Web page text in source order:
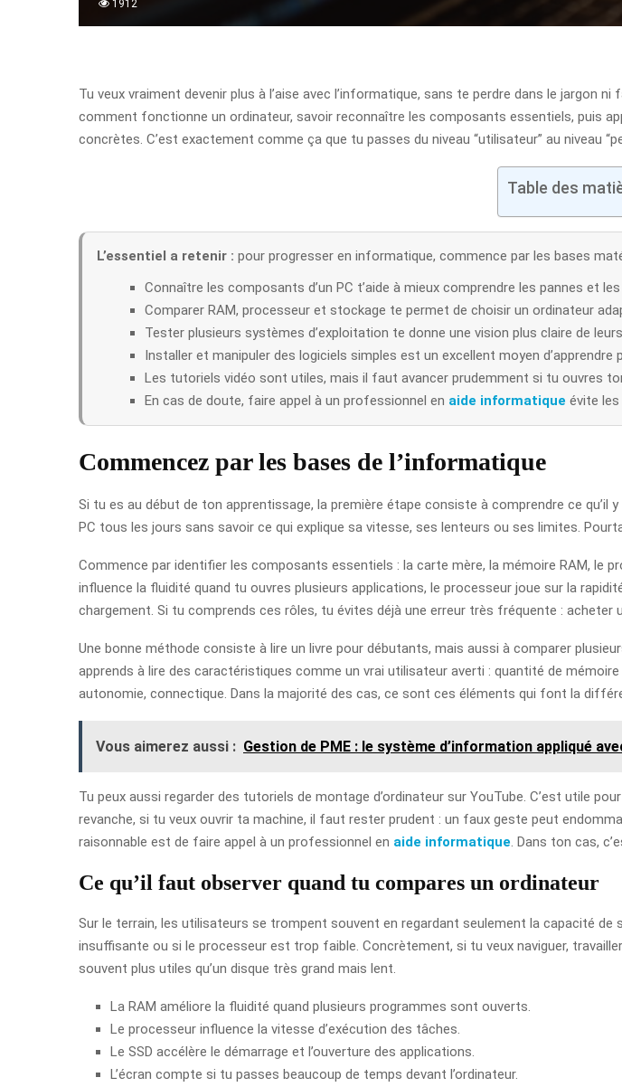
1912
Tu veux vraiment devenir plus à l’aise avec l’informatique, sans te perdre dans le jargon
comment fonctionne un ordinateur, savoir reconnaître les composants essentiels, puis
concrètes. C’est exactement comme ça que tu passes du niveau “utilisateur” au niveau
Table des
L’essentiel a retenir : pour progresser en informatique, commence par les bases
Connaître les composants d’un PC t’aide à mieux comprendre les pannes et
Comparer RAM, processeur et stockage te permet de choisir un ordinateur
Tester plusieurs systèmes d’exploitation te donne une vision plus claire de
Installer et manipuler des logiciels simples est un excellent moyen d’apprendre
Les tutoriels vidéo sont utiles, mais il faut avancer prudemment si tu ouvres
En cas de doute, faire appel à un professionnel en aide informatique évite les
Commencez par les bases de l’informatique
Si tu es au début de ton apprentissage, la première étape consiste à comprendre ce
PC tous les jours sans savoir ce qui explique sa vitesse, ses lenteurs ou ses limites.
Commence par identifier les composants essentiels : la carte mère, la mémoire RAM, le
influence la fluidité quand tu ouvres plusieurs applications, le processeur joue sur la
chargement. Si tu comprends ces rôles, tu évites déjà une erreur très fréquente : acheter
Une bonne méthode consiste à lire un livre pour débutants, mais aussi à comparer
apprends à lire des caractéristiques comme un vrai utilisateur averti : quantité de
autonomie, connectique. Dans la majorité des cas, ce sont ces éléments qui font la
Vous aimerez aussi : Gestion de PME : le système d’information appliqué
Tu peux aussi regarder des tutoriels de montage d’ordinateur sur YouTube. C’est utile
revanche, si tu veux ouvrir ta machine, il faut rester prudent : un faux geste peut
raisonnable est de faire appel à un professionnel en aide informatique . Dans ton cas,
Ce qu’il faut observer quand tu compares un ordinateur
Sur le terrain, les utilisateurs se trompent souvent en regardant seulement la capacité de
insuffisante ou si le processeur est trop faible. Concrètement, si tu veux naviguer,
souvent plus utiles qu’un disque très grand mais lent.
La RAM améliore la fluidité quand plusieurs programmes sont ouverts.
Le processeur influence la vitesse d’exécution des tâches.
Le SSD accélère le démarrage et l’ouverture des applications.
L’écran compte si tu passes beaucoup de temps devant l’ordinateur.